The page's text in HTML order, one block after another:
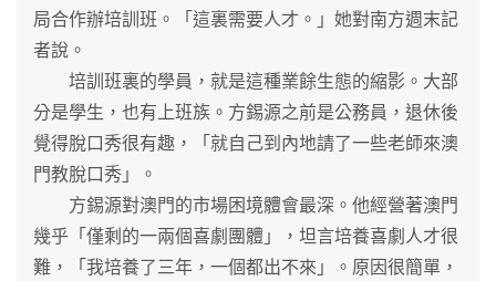
局合作辦培訓班。「這裏需要人才。」她對南方週末記
者說。
培訓班裏的學員，就是這種業餘生態的縮影。大部
分是學生，也有上班族。方錫源之前是公務員，退休後
覺得脫口秀很有趣，「就自己到內地請了一些老師來澳
門教脫口秀」。
方錫源對澳門的市場困境體會最深。他經營著澳門
幾乎「僅剩的一兩個喜劇團體」，坦言培養喜劇人才很
難，「我培養了三年，一個都出不來」。原因很簡單，